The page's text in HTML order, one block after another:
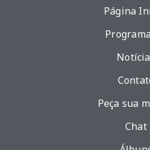
Página
Peça sua
Chat